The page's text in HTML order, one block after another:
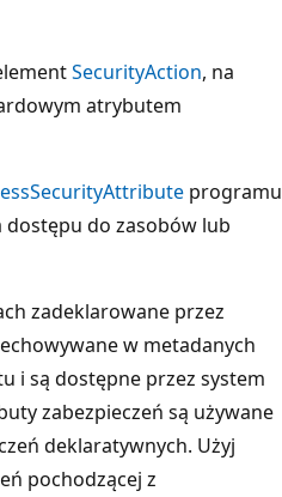
SecurityAction, na
atrybutem
programu
dostępu do zasobów lub
zadeklarowane przez
w metadanych
i są dostępne przez system
zabezpieczeń są używane
deklaratywnych. Użyj
pochodzącej z